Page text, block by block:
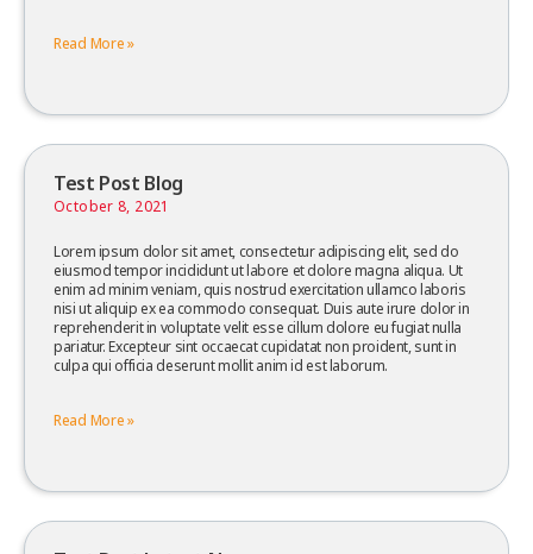
Read More »
Test Post Blog
October 8, 2021
Lorem ipsum dolor sit amet, consectetur adipiscing elit, sed do
eiusmod tempor incididunt ut labore et dolore magna aliqua. Ut
enim ad minim veniam, quis nostrud exercitation ullamco laboris
nisi ut aliquip ex ea commodo consequat. Duis aute irure dolor in
reprehenderit in voluptate velit esse cillum dolore eu fugiat nulla
pariatur. Excepteur sint occaecat cupidatat non proident, sunt in
culpa qui officia deserunt mollit anim id est laborum.
Read More »